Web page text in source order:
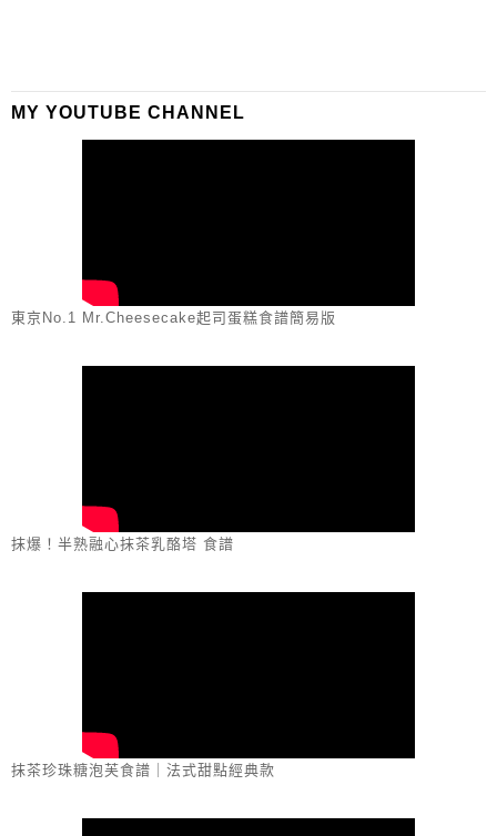
MY YOUTUBE CHANNEL
東京No.1 Mr.Cheesecake起司蛋糕食譜簡易版
抹爆！半熟融心抹茶乳酪塔 食譜
抹茶珍珠糖泡芙食譜｜法式甜點經典款